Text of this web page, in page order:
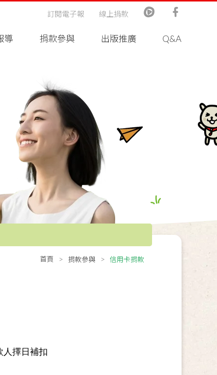
導 捐款參與 出版推廣 Q&A
訂閱電子報 線上捐款
首頁 捐款參與 信用卡捐款
人擇日補扣